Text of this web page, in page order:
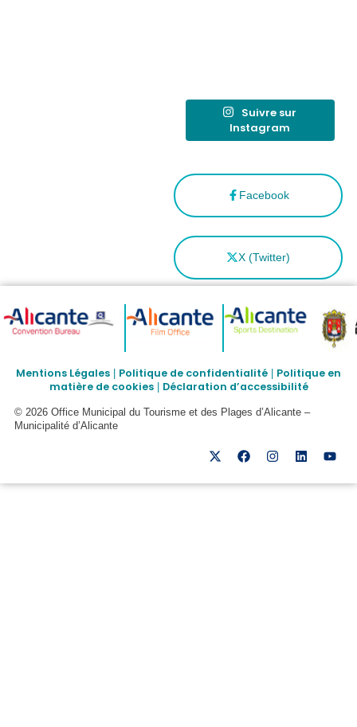
Facebook
X (Twitter)
Suivre sur
Instagram
Mentions Légales Politique de confidentialité
Politique en
matière de cookies| Déclaration d’accessibilité
© 2026 Office Municipal du Tourisme et des Plages d’Alicante –
Municipalité d’Alicante